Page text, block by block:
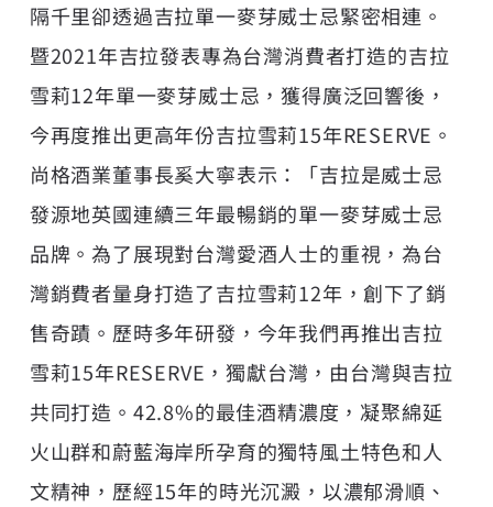
隔千里卻透過吉拉單一麥芽威士忌緊密相連。
暨2021年吉拉發表專為台灣消費者打造的吉拉
雪莉12年單一麥芽威士忌，獲得廣泛回響後，
今再度推出更高年份吉拉雪莉15年RESERVE。
尚格酒業董事長奚大寧表示：「吉拉是威士忌
發源地英國連續三年最暢銷的單一麥芽威士忌
品牌。為了展現對台灣愛酒人士的重視，為台
灣銷費者量身打造了吉拉雪莉12年，創下了銷
售奇蹟。歷時多年研發，今年我們再推出吉拉
雪莉15年RESERVE，獨獻台灣，由台灣與吉拉
共同打造。42.8%的最佳酒精濃度，凝聚綿延
火山群和蔚藍海岸所孕育的獨特風土特色和人
文精神，歷經15年的時光沉澱，以濃郁滑順、